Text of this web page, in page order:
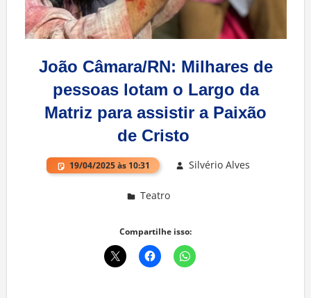
João Câmara/RN: Milhares de
pessoas lotam o Largo da
Matriz para assistir a Paixão
de Cristo
19/04/2025 às 10:31 Silvério Alves
Teatro
Compartilhe isso: